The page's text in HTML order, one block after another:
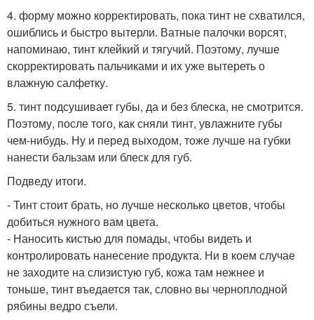
4. форму можно корректировать, пока тинт не схватился,
ошиблись и быстро вытерли. Ватные палочки ворсят,
напоминаю, тинт клейкий и тягучий. Поэтому, лучше
скорректировать пальчиками и их уже вытереть о
влажную салфетку.
5. тинт подсушивает губы, да и без блеска, не смотрится.
Поэтому, после того, как сняли тинт, увлажните губы
чем-нибудь. Ну и перед выходом, тоже лучше на губки
нанести бальзам или блеск для губ.
Подведу итоги.
- Тинт стоит брать, но лучше несколько цветов, чтобы
добиться нужного вам цвета.
- Наносить кистью для помады, чтобы видеть и
контролировать нанесение продукта. Ни в коем случае
не заходите на слизистую губ, кожа там нежнее и
тоньше, тинт въедается так, словно вы черноплодной
рябины ведро съели.